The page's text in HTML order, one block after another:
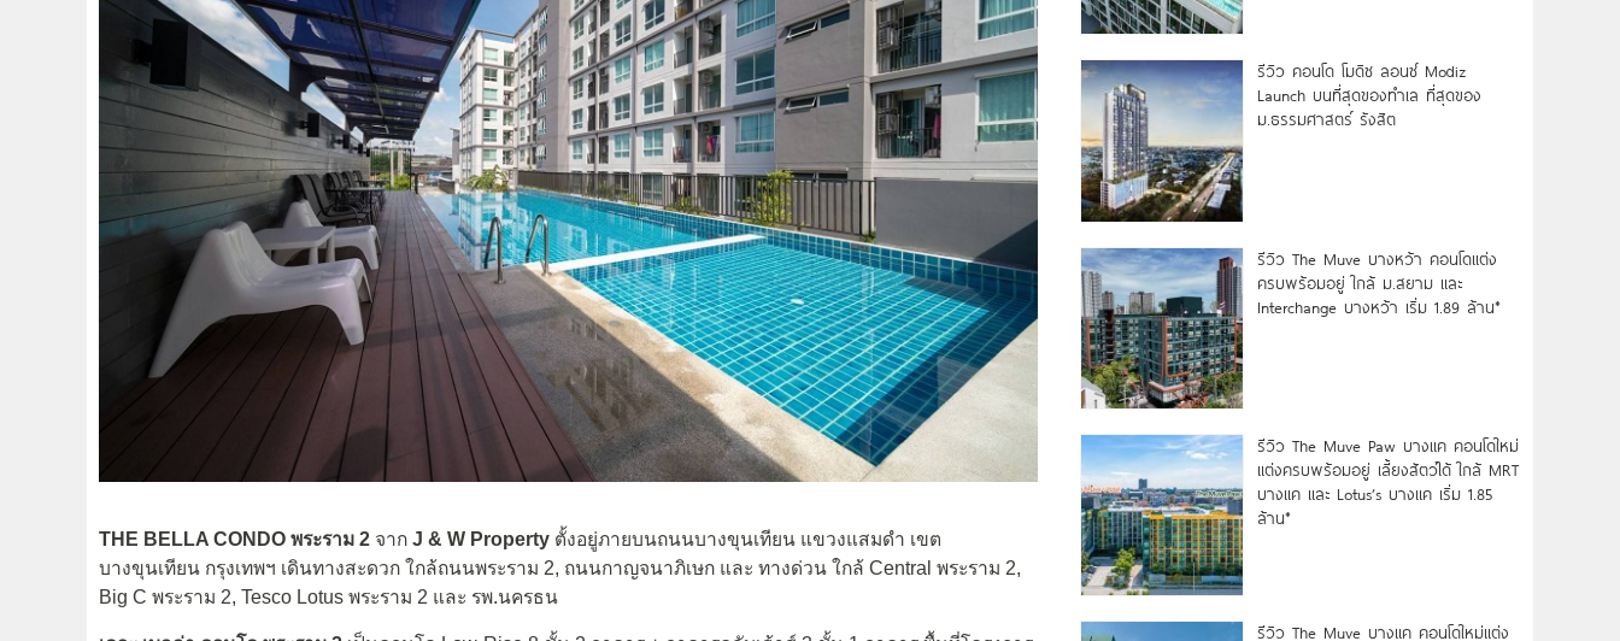
THE BELLA CONDO พระราม 2 จาก J & W Property ตั้งอยู่ภายบนถนนบางขุนเทียน แขวงแสมดำ เขต
บางขุนเทียน กรุงเทพฯ เดินทางสะดวก ใกล้ถนนพระราม 2, ถนนกาญจนาภิเษก และ ทางด่วน ใกล้ Central พระราม 2,
Big C พระราม 2, Tesco Lotus พระราม 2 และ รพ.นครธน
รีวิว คอนโด โมดิซ ลอนซ์ Modiz
Launch บนที่สุดของทำเล ที่สุดของ
ม.ธรรมศาสตร์ รังสิต
รีวิว The Muve บางหว้า คอนโดแต่ง
ครบพร้อมอยู่ ใกล้ ม.สยาม และ
Interchange บางหว้า เริ่ม 1.89 ล้าน*
รีวิว The Muve Paw บางแค คอนโดใหม่
แต่งครบพร้อมอยู่ เลี้ยงสัตว์ได้ ใกล้ MRT
บางแค และ Lotus’s บางแค เริ่ม 1.85
ล้าน*
รีวิว The Muve บางแค คอนโดใหม่แต่ง